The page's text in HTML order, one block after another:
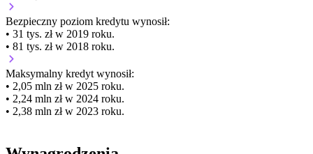
Bezpieczny poziom kredytu wynosił:
• 31 tys. zł w 2019 roku.
• 81 tys. zł w 2018 roku.
Maksymalny kredyt wynosił:
• 2,05 mln zł w 2025 roku.
• 2,24 mln zł w 2024 roku.
• 2,38 mln zł w 2023 roku.